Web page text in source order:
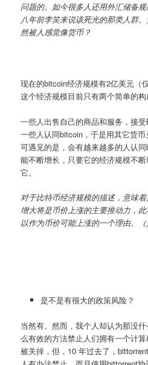
问题的。如今很多人还用外汇储备
八年前李笑来说该死光的那类人群
然被人感觉像货币？
现在的bitcoin经济规模有2亿美元（
这个经济规模目前只有两个简单的构
一些人出售自己的商品和服务，接受
一些人认同bitcoin，于是用其它货币
可遇见的是，会有越来越多的人认
能不断增长，只要它的经济规模不
它。
对于比特币经济规模的描述，意味
增大将是币价上涨的主要推动力，
以作为币价可能上涨的一个理由。（
是不是有很大的政策风险？
当然有。然而，我个人却认为那没
么有效的方法禁止人们拥有一个计
被关掉，但，10 年过去了，